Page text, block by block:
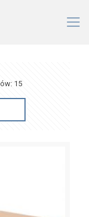
15